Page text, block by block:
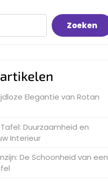
Zoeken
Elegantie van Rotan
Tafel: Duurzaamheid en
Interieur
De Schoonheid van een